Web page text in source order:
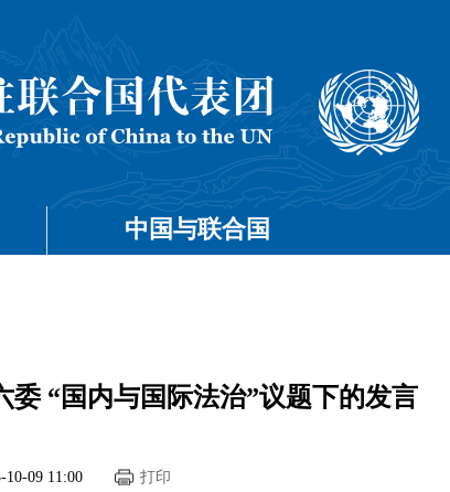
中国与联合国
委 “国内与国际法治”议题下的发言
10-09 11:00 打印